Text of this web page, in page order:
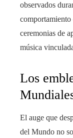
observados
ceremonias de
música
Los
El auge que
del Mundo no